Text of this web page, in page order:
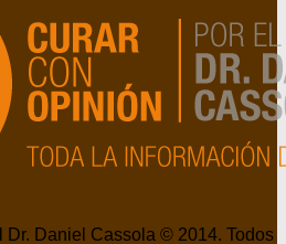
Dr. Daniel Cassola © 2014. Todos